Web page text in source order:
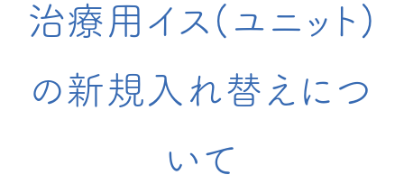
治療用イス(ユニット)
の新規入れ替えにつ
いて